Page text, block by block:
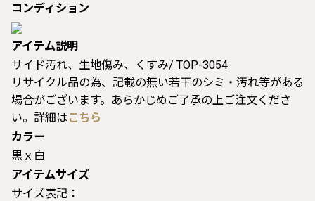
コンディション
アイテム説明
サイド汚れ、生地傷み、くすみ/ TOP-3054
リサイクル品の為、記載の無い若干のシミ・汚れ等がある
場合がございます。あらかじめご了承の上ご注文くださ
い。詳細は こちら
カラー
黒ｘ白
アイテムサイズ
サイズ表記：